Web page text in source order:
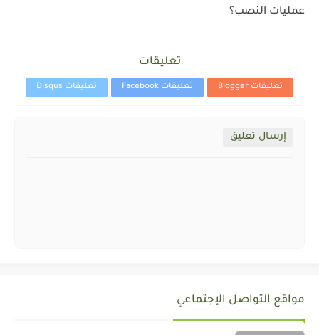
عمليات النصب؟
تعليقات
تعليقات Blogger تعليقات Facebook تعليقات Disqus
إرسال تعليق
مواقع التواصل الإجتماعي